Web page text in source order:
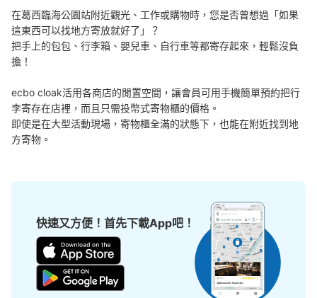
可保管的行李數
查看此投幣式儲物櫃的位置
葛西臨海公園駅 改札口 コインロッカー
从葛西臨海公園駅站步行1分钟。
在葛西臨海公園站附近觀光、工作或購物時，您是否曾想過「如果
這東西可以找地方寄放就好了」？
把手上的包包、行李箱、嬰兒車、自行車等都寄存起來，輕鬆沒負
擔！
ecbo cloak活用各商店的閒置空間，讓會員可用手機簡單預約把行
李寄存在店裡，而且只需投幣式寄物櫃的價格。
即使是在大型活動現場，寄物櫃全滿的狀態下，也能在附近找到地
方寄物。
快速又方便！首先下載App吧！